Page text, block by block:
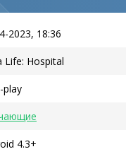
2023, 18:36
Life: Hospital
play
4.3+